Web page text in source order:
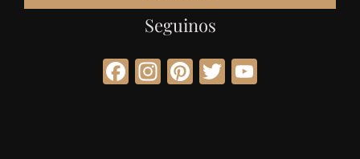
Seguinos
Facebook
Instagram
Pinterest
Twitter